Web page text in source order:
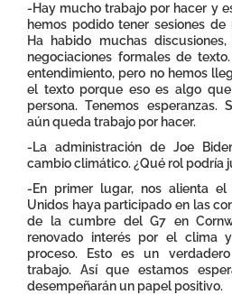
-Hay mucho trabajo por hacer y
hemos podido tener sesiones de
Ha habido muchas
negociaciones formales de
entendimiento, pero no hemos
el texto porque eso es algo
persona. Tenemos esperanzas.
aún queda trabajo por hacer.
-La administración de Joe
cambio climático. ¿Qué rol podría
-En primer lugar, nos alienta
Unidos haya participado en las
de la cumbre del G7 en
renovado interés por el clima
proceso. Esto es un
trabajo. Así que estamos
desempeñarán un papel positivo.